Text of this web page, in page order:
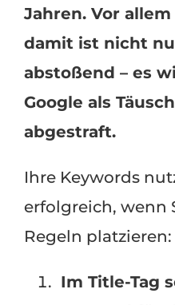
Jahren. Vor
damit ist nicht
abstoßend – es
Google als
abgestraft.
Ihre Keywords
erfolgreich, wenn
Regeln platzieren:
Im Title-Tag